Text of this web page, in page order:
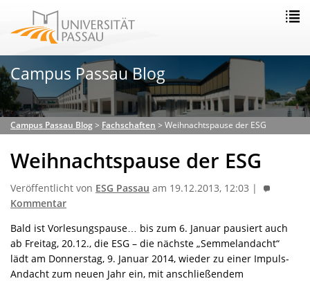
Campus Passau Blog
Campus Passau Blog> Fachschaften > Weihnachtspause der ESG
Weihnachtspause der ESG
Veröffentlicht von ESG Passau am 19.12.2013, 12:03 |
Kommentar
Bald ist Vorlesungspause… bis zum 6. Januar pausiert auch
ab Freitag, 20.12., die ESG – die nächste „Semmelandacht“
lädt am Donnerstag, 9. Januar 2014, wieder zu einer Impuls-
Andacht zum neuen Jahr ein, mit anschließendem